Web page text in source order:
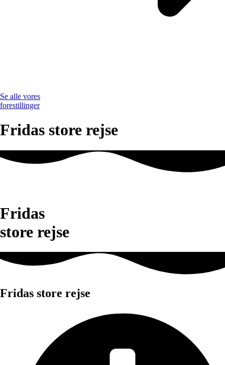
Se alle vores
forestillinger
Fridas store rejse
Fridas
store rejse
Fridas store rejse